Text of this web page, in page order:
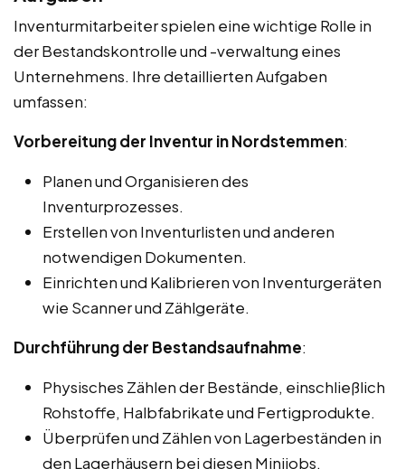
Inventurmitarbeiter spielen eine wichtige Rolle in
der Bestandskontrolle und -verwaltung eines
Unternehmens. Ihre detaillierten Aufgaben
umfassen:
Vorbereitung der Inventur in Nordstemmen:
Planen und Organisieren des
Inventurprozesses.
Erstellen von Inventurlisten und anderen
notwendigen Dokumenten.
Einrichten und Kalibrieren von Inventurgeräten
wie Scanner und Zählgeräte.
Durchführung der Bestandsaufnahme:
Physisches Zählen der Bestände, einschließlich
Rohstoffe, Halbfabrikate und Fertigprodukte.
Überprüfen und Zählen von Lagerbeständen in
den Lagerhäusern bei diesen Minijobs,